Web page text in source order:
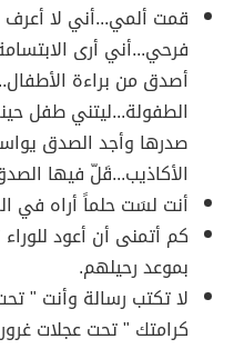
قمت ألمي...أني لا
فرحي...أني أرى
أصدق من براءة
الطفولة...ليتني طفل
صدرها وأجد الصدق
الأكاذيب...قَلّ فيها
أنت لسَت حلماً أراه في
كم أتمنى أن أعود
بموعد رحيلهم.
لا تكتب رسالة وأنت "
كرامتك " تحت عجلات